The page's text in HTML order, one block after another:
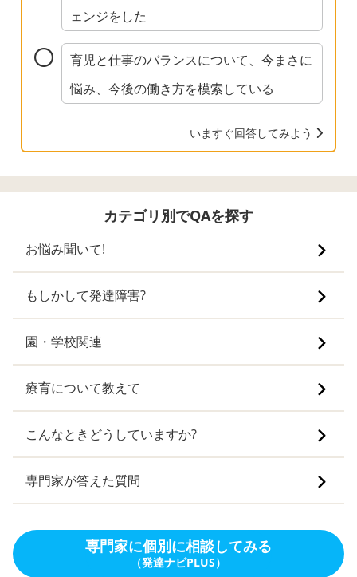
ェンジをした
育児と仕事のバランスについて、今まさに
悩み、今後の働き方を模索している
いますぐ回答してみよう
カテゴリ別でQAを探す
お悩み聞いて!
もしかして発達障害?
園・学校関連
療育について教えて
こんなときどうしていますか?
専門家が答えた質問
専門家に個別に相談してみる
（発達ナビPLUS）